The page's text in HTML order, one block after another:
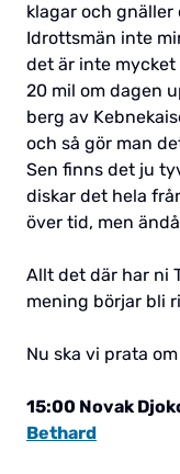
klagar och
Idrottsmän inte
det är inte mycket
20 mil om dagen
berg av
och så gör man
Sen finns det ju
diskar det hela
över tid, men
Allt det där har ni
mening börjar bli
Nu ska vi prata
15:00 Novak
Bethard